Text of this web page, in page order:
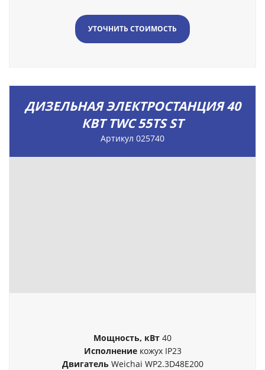
УТОЧНИТЬ СТОИМОСТЬ
ДИЗЕЛЬНАЯ ЭЛЕКТРОСТАНЦИЯ 40
КВТ TWC 55TS ST
Артикул 025740
Мощность, кВт 40
Исполнениекожух IP23
Двигатель Weichai WP2.3D48E200